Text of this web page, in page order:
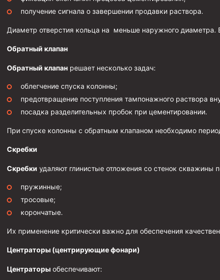
Муфта ОТТГ 146
Оборудование для трубопроводов и манифольдов
Задвижки буровые
Элеваторы трубные
Буровые установки
Циркуляционные системы и оборудование для
Головки цементировочные универсальные
получение сигнала о завершении продавки раствора.
Диаметр отверстия кольца на меньше наружного диаметра.
Обратный клапан
Обратный клапан решает несколько задач:
облегчение спуска колонны;
предотвращение поступления тампонажного раствора
посадка разделительных пробок при цементировании.
При спуске колонны с обратным клапаном необходимо
Скребки
Скребки удаляют глинистые отложения со стенок
пружинные;
тросовые;
корончатые.
Их применение критически важно для обеспечения
Центраторы (центрирующие фонари)
Центраторы обеспечивают: